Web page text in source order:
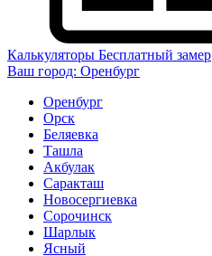
Калькуляторы Бесплатный замер
Ваш город: Оренбург
Оренбург
Орск
Беляевка
Ташла
Акбулак
Саракташ
Новосергиевка
Сорочинск
Шарлык
Ясный